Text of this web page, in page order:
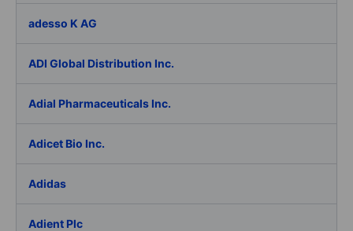
adesso K AG
ADI Global Distribution Inc.
Adial Pharmaceuticals Inc.
Adicet Bio Inc.
Adidas
Adient Plc